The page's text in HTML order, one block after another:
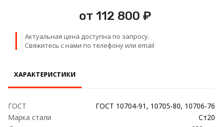
Детали трубопроводаот 112 800 ₽
Актуальная цена доступна по запросу.
Свяжитесь с нами по телефону или email
ХАРАКТЕРИСТИКИ
ГОСТ
ГОСТ 10704-91, 10705-80, 10706-76
Марка стали
Ст20